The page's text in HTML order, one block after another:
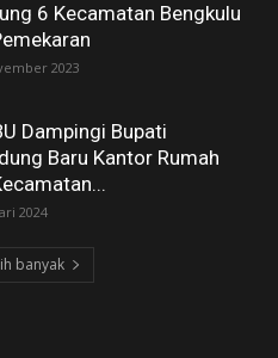
6 Kecamatan Bengkulu
2023
Dampingi Bupati
Baru Kantor Rumah
2024
banyak